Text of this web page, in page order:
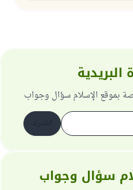
البريدية
بموقع الإسلام سؤال وجواب
سؤال وجواب